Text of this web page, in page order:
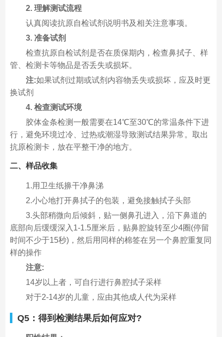
2. 理解测试流程
认真阅读抗原自检试剂说明书及相关注意事项。
3. 准备试剂
检查抗原自检试剂是否在质保期内，检查鼻拭子、样
管、检测卡等物品是否丢失或损坏。
注:如果试剂过期或试剂内容物丢失或损坏，应及时更
换试剂
4. 检查测试环境
胶体金条检测一般需要在14℃至30℃的常温条件下进
行，避免环境过冷、过热或潮湿导致测试结果异常。取出
抗原检测卡，放在平整干净的地方。
二、样品收集
1.用卫生纸擤干净鼻涕
2.小心地打开鼻拭子的包装，避免接触拭子头部
3.头部稍微向后倾斜，贴一侧鼻孔进入，沿下鼻道的
底部向后缓缓深入1-1.5厘米后，贴鼻腔旋转至少4圈(停留
时间不少于15秒)，然后用同样的棉签在另一个鼻腔重复同
样的操作
注意:
14岁以上者，可自行进行鼻腔拭子采样
对于2-14岁的儿童，应由其他成人代为采样
Q5：得到检测结果后如何应对?